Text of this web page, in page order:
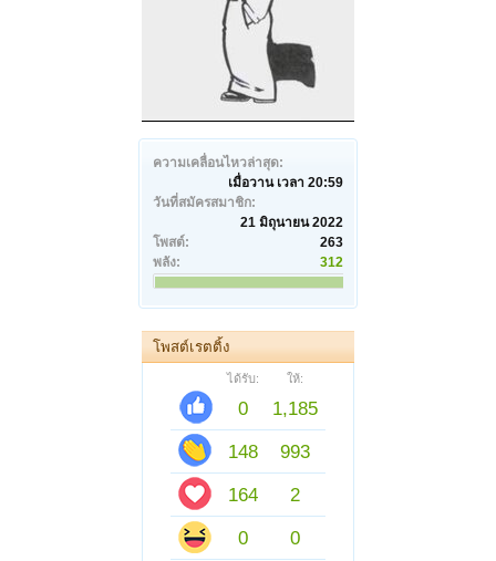
ความเคลื่อนไหวล่าสุด:
เมื่อวาน เวลา 20:59
วันที่สมัครสมาชิก:
21 มิถุนายน 2022
โพสต์:
263
พลัง:
312
โพสต์เรตติ้ง
ได้รับ: ให้:
0
1,185
148
993
164
2
0
0